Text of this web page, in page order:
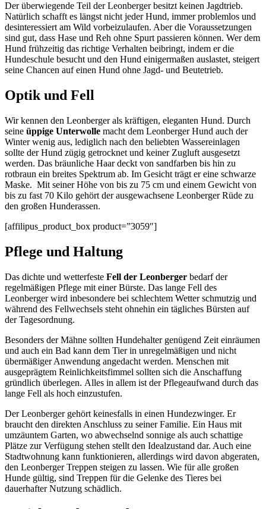
Der überwiegende Teil der Leonberger besitzt keinen Jagdtrieb.
Natürlich schafft es längst nicht jeder Hund, immer problemlos und
desinteressiert am Wild vorbeizulaufen. Aber die Voraussetzungen
sind gut, dass Hase und Reh ohne Spurt passieren können. Wer dem
Hund frühzeitig das richtige Verhalten beibringt, indem er die
Hundeschule besucht und den Hund einigermaßen auslastet, steigert
seine Chancen auf einen Hund ohne Jagd- und Beutetrieb.
Optik und Fell
Wir kennen den Leonberger als kräftigen, eleganten Hund. Durch
seine üppige Unterwolle macht dem Leonberger Hund auch der
Winter wenig aus, lediglich nach den beliebten Wassereinlagen
sollte der Hund zügig getrocknet und keiner Zugluft ausgesetzt
werden. Das bräunliche Haar deckt von sandfarben bis hin zu
rotbraun ein breites Spektrum ab. Im Gesicht trägt er eine schwarze
Maske. Mit seiner Höhe von bis zu 75 cm und einem Gewicht von
bis zu fast 70 Kilo gehört der ausgewachsene Leonberger Rüde zu
den großen Hunderassen.
[affilipus_product_box product=”3059″]
Pflege und Haltung
Das dichte und wetterfeste Fell der Leonberger bedarf der
regelmäßigen Pflege mit einer Bürste. Das lange Fell des
Leonberger wird inbesondere bei schlechtem Wetter schmutzig und
während des Fellwechsels steht ohnehin ein tägliches Bürsten auf
der Tagesordnung.
Besonders der Mähne sollten Hundehalter genügend Zeit einräumen
und auch ein Bad kann dem Tier in unregelmäßigen und nicht
übermäßiger Anwendung angedacht werden. Menschen mit
ausgeprägtem Reinlichkeitsfimmel sollten sich die Anschaffung
gründlich überlegen. Alles in allem ist der Pflegeaufwand durch das
lange Fell als hoch einzustufen.
Der Leonberger gehört keinesfalls in einen Hundezwinger. Er
braucht den direkten Anschluss zu seiner Familie. Ein Haus mit
umzäuntem Garten, wo abwechselnd sonnige als auch schattige
Plätze zur Verfügung stehen stellt den Idealzustand dar. Auch eine
Stadtwohnung kann funktionieren, allerdings wird davon abgeraten,
den Leonberger Treppen steigen zu lassen. Wie für alle großen
Hunde gültig, sind Treppen für die Gelenke des Tieres bei
dauerhafter Nutzung schädlich.